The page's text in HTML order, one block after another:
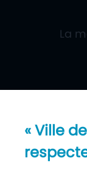
La
« Ville